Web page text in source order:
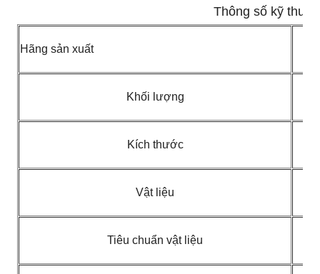
Thông số kỹ thuật
Hãng sản xuất
Khối lượng
Kích thước
Vật liệu
Tiêu chuẩn vật liệu